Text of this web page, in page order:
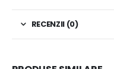
RECENZII (0)